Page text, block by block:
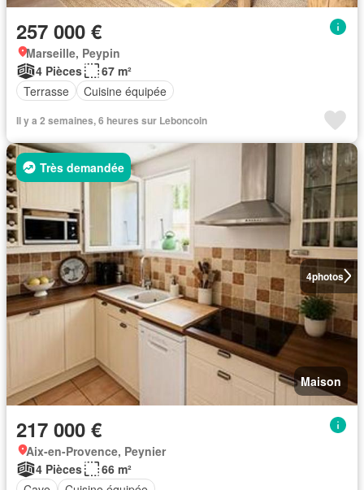
257 000 €
Marseille, Peypin
4 Pièces
67 m²
Terrasse
Cuisine équipée
Il y a 2 semaines, 6 heures sur Leboncoin
4photos
Très demandée
Maison
217 000 €
Aix-en-Provence, Peynier
4 Pièces
66 m²